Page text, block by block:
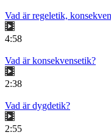
Vad är regeletik,
4:58
Vad är konsekvensetik?
2:38
Vad är dygdetik?
2:55